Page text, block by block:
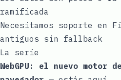
ramificada
Necesitamos soporte en
antiguos sin fallback
La serie
WebGPU: el nuevo motor